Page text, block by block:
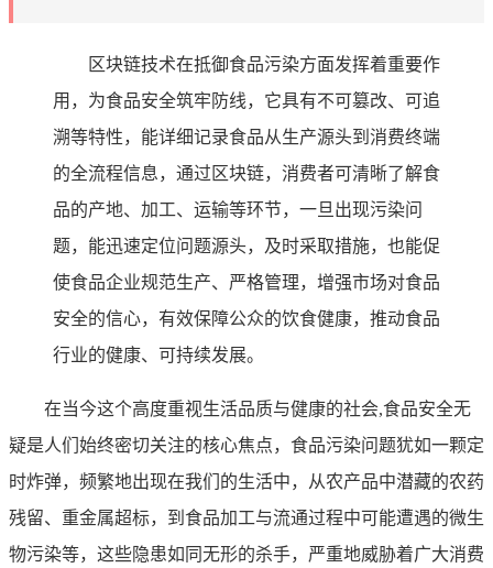
区块链技术在抵御食品污染方面发挥着重要作
用，为食品安全筑牢防线，它具有不可篡改、可追
溯等特性，能详细记录食品从生产源头到消费终端
的全流程信息，通过区块链，消费者可清晰了解食
品的产地、加工、运输等环节，一旦出现污染问
题，能迅速定位问题源头，及时采取措施，也能促
使食品企业规范生产、严格管理，增强市场对食品
安全的信心，有效保障公众的饮食健康，推动食品
行业的健康、可持续发展。
在当今这个高度重视生活品质与健康的社会,食品安全无
疑是人们始终密切关注的核心焦点，食品污染问题犹如一颗定
时炸弹，频繁地出现在我们的生活中，从农产品中潜藏的农药
残留、重金属超标，到食品加工与流通过程中可能遭遇的微生
物污染等，这些隐患如同无形的杀手，严重地威胁着广大消费